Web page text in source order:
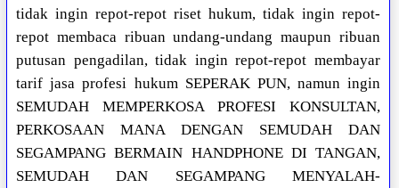
tidak ingin repot-repot riset hukum, tidak ingin repot-
repot membaca ribuan undang-undang maupun ribuan
putusan pengadilan, tidak ingin repot-repot membayar
tarif jasa profesi hukum SEPERAK PUN, namun ingin
SEMUDAH MEMPERKOSA PROFESI KONSULTAN,
PERKOSAAN MANA DENGAN SEMUDAH DAN
SEGAMPANG BERMAIN HANDPHONE DI TANGAN,
SEMUDAH DAN SEGAMPANG MENYALAH-